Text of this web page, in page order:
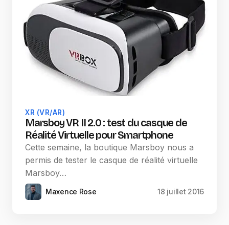
XR (VR/AR)
Marsboy VR II 2.0 : test du casque de
Réalité Virtuelle pour Smartphone
Cette semaine, la boutique Marsboy nous a
permis de tester le casque de réalité virtuelle
Marsboy…
Maxence Rose 18 juillet 2016